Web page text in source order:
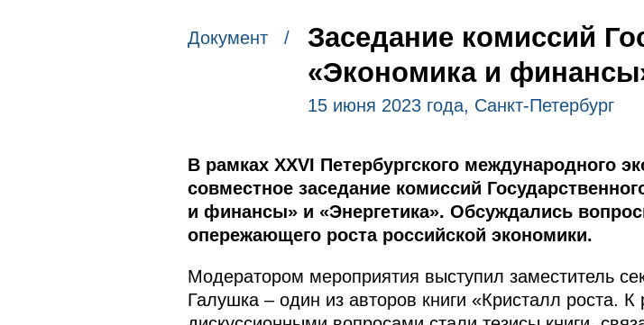
Документ /
Заседание комиссий
«Экономика и
15 июня 2023 года, Санкт-Петербург
В рамках XXVI Петербургского международного
совместное заседание комиссий
и финансы» и «Энергетика». Обсуждались
опережающего роста российской экономики.
Модератором мероприятия выступил заместитель
Галушка – один из авторов книги «Кристалл роста.